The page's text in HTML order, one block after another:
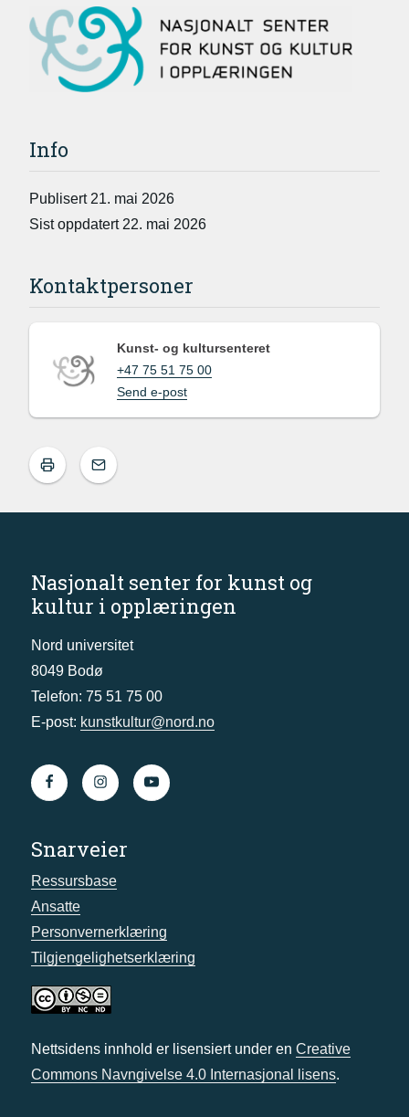
Info
Publisert 21. mai 2026
Sist oppdatert 22. mai 2026
Kontaktpersoner
Kunst- og kultursenteret
+47 75 51 75 00
Send e-post
Nasjonalt senter for kunst og
kultur i opplæringen
Nord universitet
8049 Bodø
Telefon: 75 51 75 00
E-post: kunstkultur@nord.no
Snarveier
Ressursbase
Ansatte
Personvernerklæring
Tilgjengelighetserklæring
Nettsidens innhold er lisensiert under en Creative
Commons Navngivelse 4.0 Internasjonal lisens.